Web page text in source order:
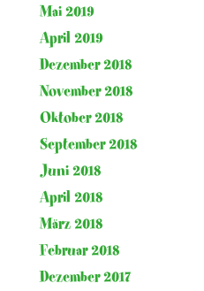
Mai 2019
April 2019
Dezember 2018
November 2018
Oktober 2018
September 2018
Juni 2018
April 2018
März 2018
Februar 2018
Dezember 2017